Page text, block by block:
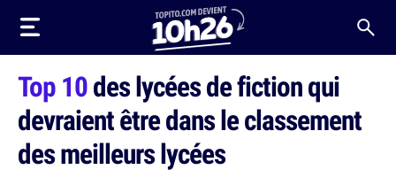
Top 10des lycées de fiction qui
devraient être dans le classement
des meilleurs lycées